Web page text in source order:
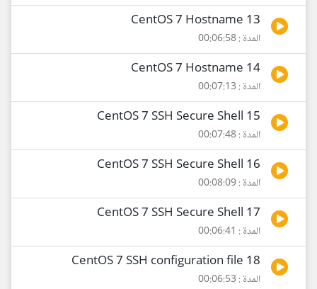
13 CentOS 7 Hostname
المدة : 00:06:58
14 CentOS 7 Hostname
المدة : 00:07:13
15 CentOS 7 SSH Secure Shell
المدة : 00:07:48
16 CentOS 7 SSH Secure Shell
المدة : 00:08:09
17 CentOS 7 SSH Secure Shell
المدة : 00:06:41
18 CentOS 7 SSH configuration file
المدة : 00:06:53